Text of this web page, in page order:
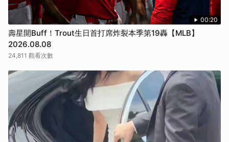
00:20
壽星開Buff！Trout生日首打席炸裂本季第19轟【MLB】
2026.08.08
24,811 觀看次數